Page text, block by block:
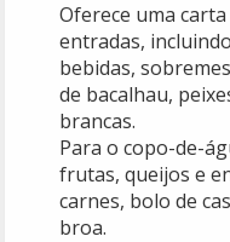
Oferece uma
entradas,
bebidas,
de bacalhau,
brancas.
Para o copo-de-
frutas, queijos e
carnes, bolo de
broa.